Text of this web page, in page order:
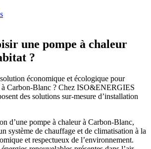
une pompe à chaleur
?
économique et écologique pour
Carbon-Blanc ? Chez ISO&ENERGIES
des solutions sur-mesure d’installation
d’une pompe à chaleur à Carbon-Blanc,
système de chauffage et de climatisation à la
et respectueux de l’environnement.